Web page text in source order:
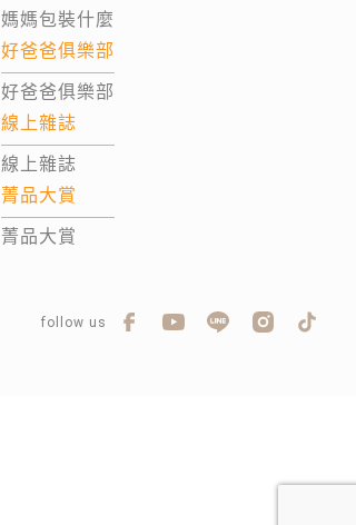
媽媽包裝什麼
好爸爸俱樂部
好爸爸俱樂部
線上雜誌
線上雜誌
菁品大賞
菁品大賞
follow us